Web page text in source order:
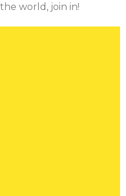
world, join in!